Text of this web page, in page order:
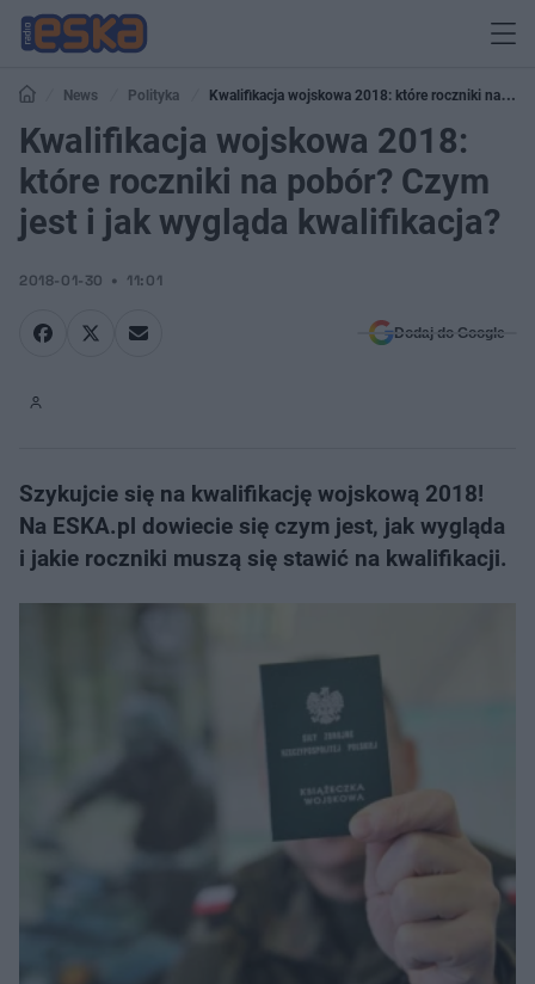
News Polityka
Kwalifikacja wojskowa 2018: które roczniki na
pobór? Czym jest i jak wygląda kwalifikacja?
Kwalifikacja wojskowa 2018:
które roczniki na pobór? Czym
jest i jak wygląda kwalifikacja?
2018-01-30 11:01
Dodaj do Google
Szykujcie się na kwalifikację wojskową 2018!
Na ESKA.pl dowiecie się czym jest, jak wygląda
i jakie roczniki muszą się stawić na kwalifikacji.